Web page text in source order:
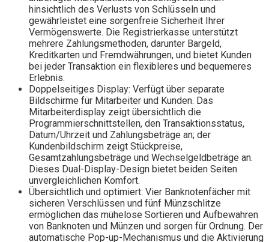
hinsichtlich des Verlusts von Schlüsseln und
gewährleistet eine sorgenfreie Sicherheit Ihrer
Vermögenswerte. Die Registrierkasse unterstützt
mehrere Zahlungsmethoden, darunter Bargeld,
Kreditkarten und Fremdwährungen, und bietet Kunden
bei jeder Transaktion ein flexibleres und bequemeres
Erlebnis.
Doppelseitiges Display: Verfügt über separate
Bildschirme für Mitarbeiter und Kunden. Das
Mitarbeiterdisplay zeigt übersichtlich die
Programmierschnittstellen, den Transaktionsstatus,
Datum/Uhrzeit und Zahlungsbeträge an; der
Kundenbildschirm zeigt Stückpreise,
Gesamtzahlungsbeträge und Wechselgeldbeträge an.
Dieses Dual-Display-Design bietet beiden Seiten
unvergleichlichen Komfort.
Übersichtlich und optimiert: Vier Banknotenfächer mit
sicheren Verschlüssen und fünf Münzschlitze
ermöglichen das mühelose Sortieren und Aufbewahren
von Banknoten und Münzen und sorgen für Ordnung. Der
automatische Pop-up-Mechanismus und die Aktivierung